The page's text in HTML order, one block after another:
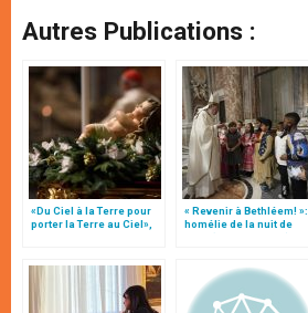
Autres Publications :
«Du Ciel à la Terre pour
porter la Terre au Ciel»,
« Revenir à Bethléem! »:
homélie de la nuit de
Noël (texte complet)